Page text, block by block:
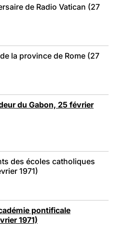
de Radio Vatican (27
la province de Rome (27
du Gabon, 25 février
des écoles catholiques
1971)
pontificale
1971)